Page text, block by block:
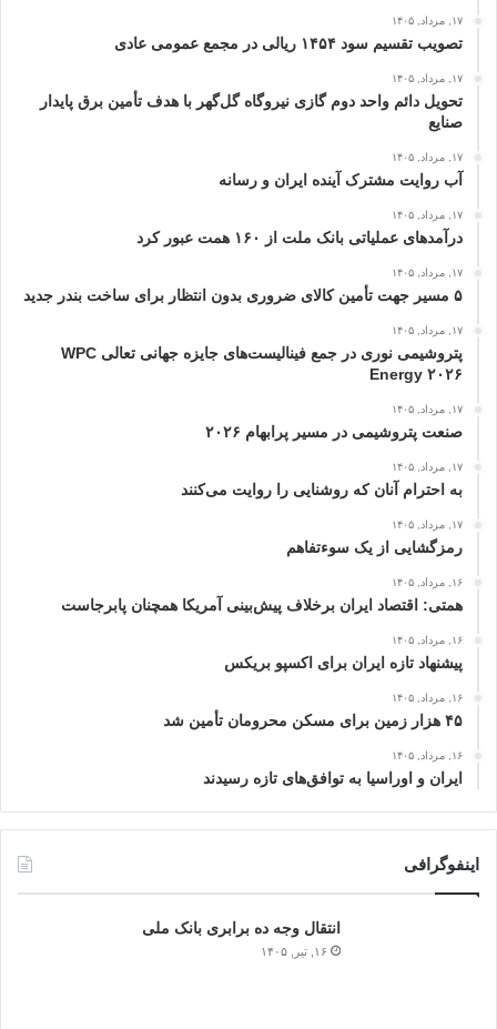
۱۷, مرداد, ۱۴۰۵
تصویب تقسیم سود ۱۴۵۴ ریالی در مجمع عمومی عادی
۱۷, مرداد, ۱۴۰۵
تحویل دائم واحد دوم گازی نیروگاه گل‌گهر با هدف تأمین برق پایدار
صنایع
۱۷, مرداد, ۱۴۰۵
آب روایت مشترک آینده ایران و رسانه
۱۷, مرداد, ۱۴۰۵
درآمدهای عملیاتی بانک ملت از ۱۶۰ همت عبور كرد
۱۷, مرداد, ۱۴۰۵
۵ مسیر جهت تأمین کالای ضروری بدون انتظار برای ساخت بندر جدید
۱۷, مرداد, ۱۴۰۵
پتروشیمی نوری در جمع فینالیست‌های جایزه جهانی تعالی WPC
Energy ۲۰۲۶
۱۷, مرداد, ۱۴۰۵
صنعت پتروشیمی در مسیر پرابهام ۲۰۲۶
۱۷, مرداد, ۱۴۰۵
به احترام آنان که روشنایی را روایت می‌کنند
۱۷, مرداد, ۱۴۰۵
رمزگشایی از یک سوءتفاهم
۱۶, مرداد, ۱۴۰۵
همتی: اقتصاد ایران برخلاف پیش‌بینی آمریکا همچنان پابرجاست
۱۶, مرداد, ۱۴۰۵
پیشنهاد تازه ایران برای اکسپو بریکس
۱۶, مرداد, ۱۴۰۵
۴۵ هزار زمین برای مسکن محرومان تأمین شد
۱۶, مرداد, ۱۴۰۵
ایران و اوراسیا به توافق‌های تازه رسیدند
اینفوگرافی
انتقال وجه ده برابری بانک ملی
۱۶, تیر, ۱۴۰۵